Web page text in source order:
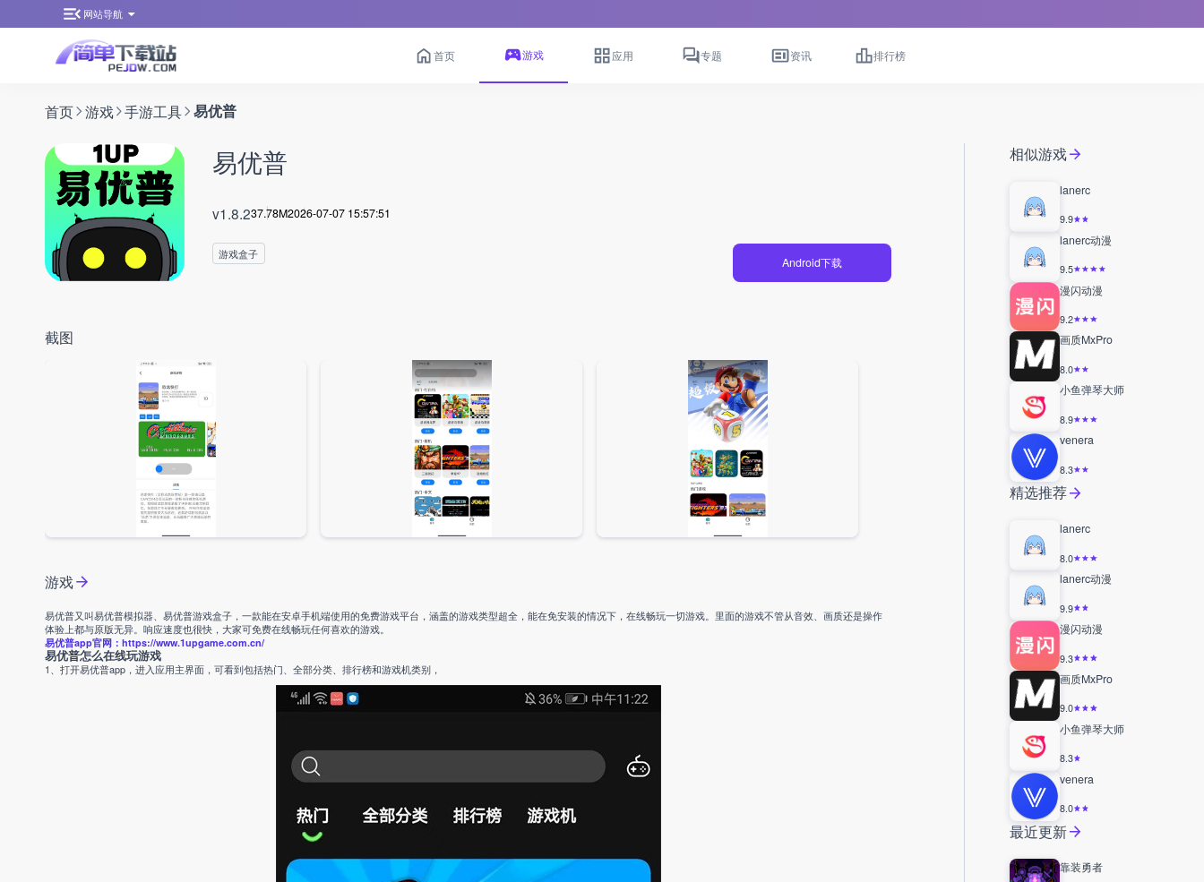
网站导航
首页 游戏 应用 专题 资讯 排行榜
首页 游戏 手游工具 易优普
易优普
v1.8.237.78M2026-07-07 15:57:51
游戏盒子
Android下载
截图
游戏
易优普又叫易优普模拟器、易优普游戏盒子，一款能在安卓手机端使用的免费游戏平台，涵盖的游戏类型超全，能在免安装的情况下，在线畅玩一切游戏。里面的游戏不管从音效、画质还是操作
体验上都与原版无异。响应速度也很快，大家可免费在线畅玩任何喜欢的游戏。
易优普app官网：https://www.1upgame.com.cn/
易优普怎么在线玩游戏
1、打开易优普app，进入应用主界面，可看到包括热门、全部分类、排行榜和游戏机类别，
相似游戏
lanerc
9.9
lanerc动漫
9.5
漫闪动漫
9.2
画质MxPro
8.0
小鱼弹琴大师
8.9
venera
8.3
精选推荐
lanerc
8.0
lanerc动漫
9.9
漫闪动漫
9.3
画质MxPro
9.0
小鱼弹琴大师
8.3
venera
8.0
最近更新
靠装勇者